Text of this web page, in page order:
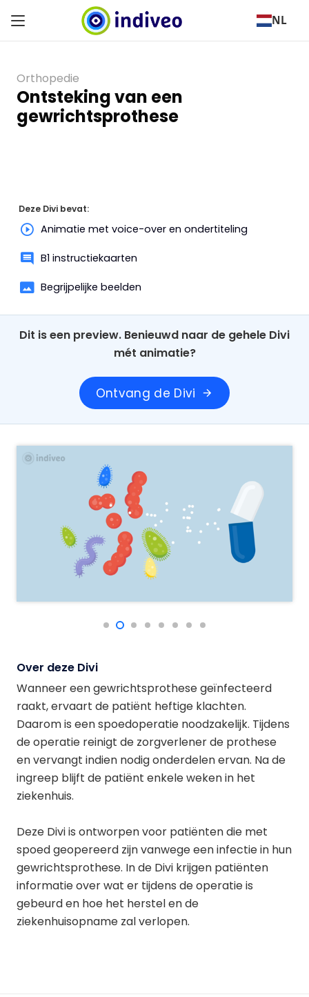
NL
Orthopedie
Ontsteking van een
gewrichtsprothese
Deze Divi bevat:
Animatie met voice-over en ondertiteling
B1 instructiekaarten
Begrijpelijke beelden
Dit is een preview. Benieuwd naar de gehele Divi
mét animatie?
Ontvang de Divi arrow_forward
Over deze Divi
Wanneer een gewrichtsprothese geïnfecteerd
raakt, ervaart de patiënt heftige klachten.
Daarom is een spoedoperatie noodzakelijk. Tijdens
de operatie reinigt de zorgverlener de prothese
en vervangt indien nodig onderdelen ervan. Na de
ingreep blijft de patiënt enkele weken in het
ziekenhuis.
Deze Divi is ontworpen voor patiënten die met
spoed geopereerd zijn vanwege een infectie in hun
gewrichtsprothese. In de Divi krijgen patiënten
informatie over wat er tijdens de operatie is
gebeurd en hoe het herstel en de
ziekenhuisopname zal verlopen.